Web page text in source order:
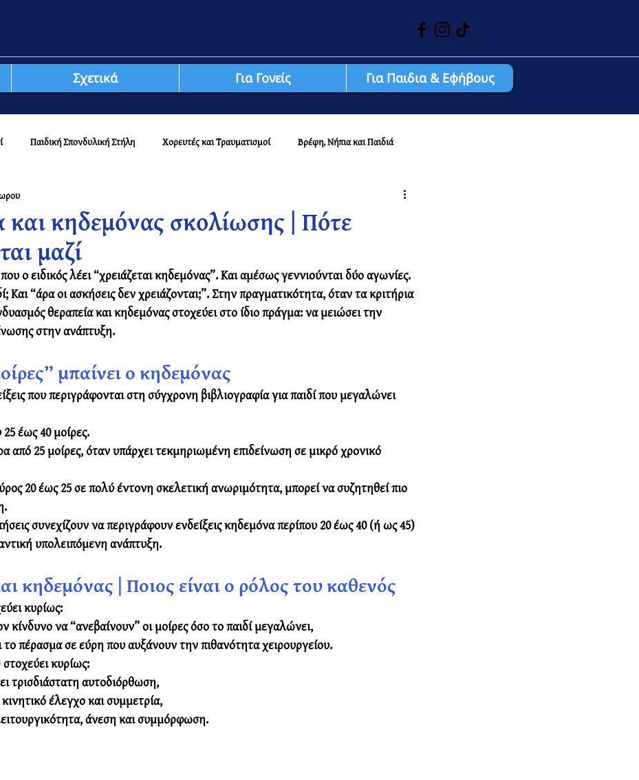
Σχετικά Για Γονείς Για Παιδια & Εφήβους
Παιδική Σπονδυλική Στήλη Χορευτές και Τραυματισμοί Βρέφη, Νήπια και Παιδιά
και κηδεμόνας σκολίωσης | Πότε
μαζί
ο ειδικός λέει “χρειάζεται κηδεμόνας”. Και αμέσως γεννιούνται δύο αγωνίες.
Και “άρα οι ασκήσεις δεν χρειάζονται;”. Στην πραγματικότητα, όταν τα κριτήρια
θεραπεία και κηδεμόνας στοχεύει στο ίδιο πράγμα: να μειώσει την
στην ανάπτυξη.
μπαίνει ο κηδεμόνας
που περιγράφονται στη σύγχρονη βιβλιογραφία για παιδί που μεγαλώνει
έως 40 μοίρες.
από 25 μοίρες, όταν υπάρχει τεκμηριωμένη επιδείνωση σε μικρό χρονικό
20 έως 25 σε πολύ έντονη σκελετική ανωριμότητα, μπορεί να συζητηθεί πιο
συνεχίζουν να περιγράφουν ενδείξεις κηδεμόνα περίπου 20 έως 40 (ή ως 45)
υπολειπόμενη ανάπτυξη.
κηδεμόνας | Ποιος είναι ο ρόλος του καθενός
κυρίως:
κίνδυνο να “ανεβαίνουν” οι μοίρες όσο το παιδί μεγαλώνει,
πέρασμα σε εύρη που αυξάνουν την πιθανότητα χειρουργείου.
κυρίως:
τρισδιάστατη αυτοδιόρθωση,
κινητικό έλεγχο και συμμετρία,
άνεση και συμμόρφωση.